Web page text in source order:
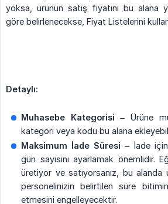
yoksa, ürünün satış fiyatını bu alana
göre belirlenecekse, Fiyat Listelerini
Detaylı:
Muhasebe Kategorisi – Ürüne
kategori veya kodu bu alana
Maksimum İade Süresi – İade
gün sayısını ayarlamak önemlidir.
üretiyor ve satıyorsanız, bu alanda
personelinizin belirtilen süre
etmesini engelleyecektir.